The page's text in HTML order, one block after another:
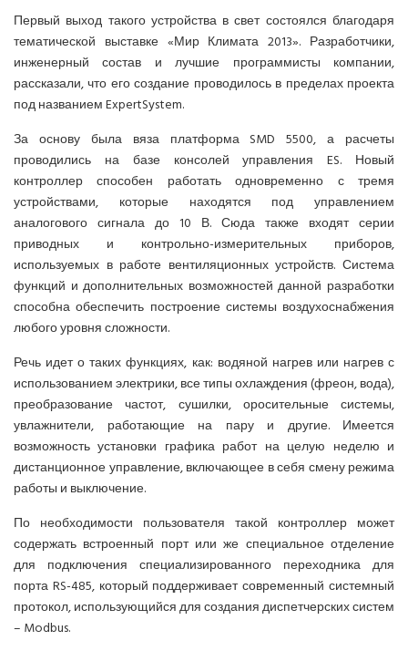
Первый выход такого устройства в свет состоялся благодаря
тематической выставке «Мир Климата 2013». Разработчики,
инженерный состав и лучшие программисты компании,
рассказали, что его создание проводилось в пределах проекта
под названием ExpertSystem.
За основу была вяза платформа SMD 5500, а расчеты
проводились на базе консолей управления ES. Новый
контроллер способен работать одновременно с тремя
устройствами, которые находятся под управлением
аналогового сигнала до 10 В. Сюда также входят серии
приводных и контрольно-измерительных приборов,
используемых в работе вентиляционных устройств. Система
функций и дополнительных возможностей данной разработки
способна обеспечить построение системы воздухоснабжения
любого уровня сложности.
Речь идет о таких функциях, как: водяной нагрев или нагрев с
использованием электрики, все типы охлаждения (фреон, вода),
преобразование частот, сушилки, оросительные системы,
увлажнители, работающие на пару и другие. Имеется
возможность установки графика работ на целую неделю и
дистанционное управление, включающее в себя смену режима
работы и выключение.
По необходимости пользователя такой контроллер может
содержать встроенный порт или же специальное отделение
для подключения специализированного переходника для
порта RS-485, который поддерживает современный системный
протокол, использующийся для создания диспетчерских систем
– Modbus.